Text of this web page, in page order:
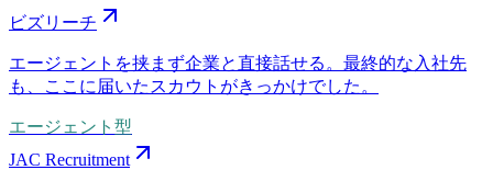
ビズリーチ
エージェントを挟まず企業と直接話せる。最終的な入社先
も、ここに届いたスカウトがきっかけでした。
エージェント型
JAC Recruitment